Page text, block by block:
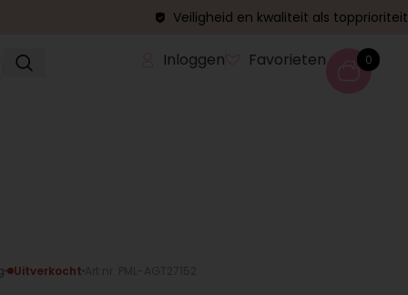
Veiligheid en kwaliteit als topprioriteit
Inloggen Favorieten 0
Uitverkocht